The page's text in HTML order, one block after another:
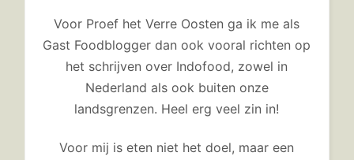
Voor Proef het Verre Oosten ga ik me als
Gast Foodblogger dan ook vooral richten op
het schrijven over Indofood, zowel in
Nederland als ook buiten onze
landsgrenzen. Heel erg veel zin in!
Voor mij is eten niet het doel, maar een